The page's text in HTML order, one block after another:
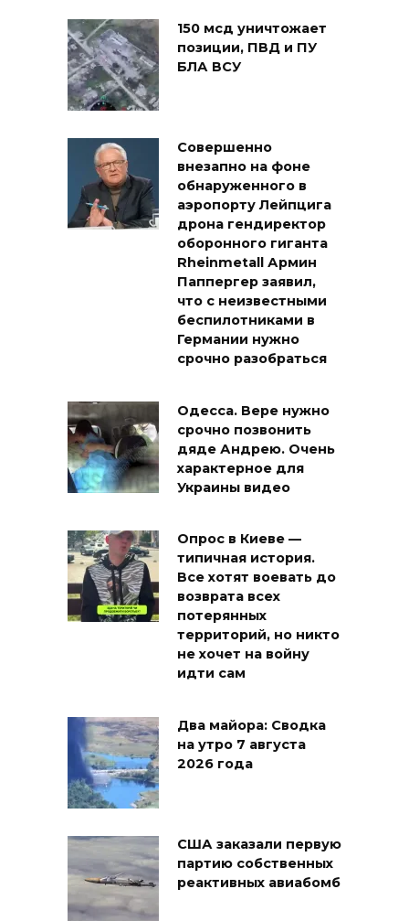
150 мсд уничтожает
позиции, ПВД и ПУ
БЛА ВСУ
Совершенно
внезапно на фоне
обнаруженного в
аэропорту Лейпцига
дрона гендиректор
оборонного гиганта
Rheinmetall Армин
Паппергер заявил,
что с неизвестными
беспилотниками в
Германии нужно
срочно разобраться
Одесса. Вере нужно
срочно позвонить
дяде Андрею. Очень
характерное для
Украины видео
Опрос в Киеве —
типичная история.
Все хотят воевать до
возврата всех
потерянных
территорий, но никто
не хочет на войну
идти сам
Два майора: Сводка
на утро 7 августа
2026 года
США заказали первую
партию собственных
реактивных авиабомб